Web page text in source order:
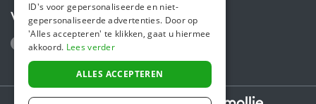
Volg ons
Secure payments powered by
ID's voor gepersonaliseerde en niet-
gepersonaliseerde advertenties. Door op
'Alles accepteren' te klikken, gaat u hiermee
akkoord. Lees verder
ALLES ACCEPTEREN